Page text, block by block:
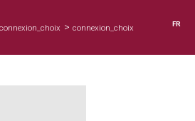
connexion_choix > connexion_choix FR